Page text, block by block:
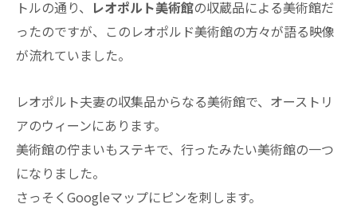
トルの通り、 レオポルト美術館の収蔵品による美術館だ
ったのですが、このレオポルド美術館の方々が語る映像
が流れていました。
レオポルト夫妻の収集品からなる美術館で、オーストリ
アのウィーンにあります。
美術館の佇まいもステキで、行ったみたい美術館の一つ
になりました。
さっそくGoogleマップにピンを刺します。